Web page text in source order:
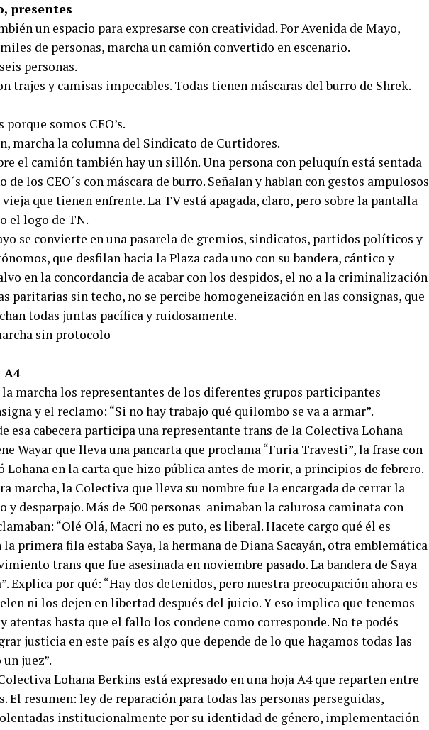
presentes
un espacio para expresarse con creatividad. Por Avenida de Mayo,
de personas, marcha un camión convertido en escenario.
personas.
trajes y camisas impecables. Todas tienen máscaras del burro de Shrek.
somos CEO’s.
marcha la columna del Sindicato de Curtidores.
el camión también hay un sillón. Una persona con peluquín está sentada
de los CEO´s con máscara de burro. Señalan y hablan con gestos ampulosos
que tienen enfrente. La TV está apagada, claro, pero sobre la pantalla
el logo de TN.
se convierte en una pasarela de gremios, sindicatos, partidos políticos y
que desfilan hacia la Plaza cada uno con su bandera, cántico y
en la concordancia de acabar con los despidos, el no a la criminalización
paritarias sin techo, no se percibe homogeneización en las consignas, que
todas juntas pacífica y ruidosamente.
A4
la marcha los representantes de los diferentes grupos participantes
y el reclamo: “Si no hay trabajo qué quilombo se va a armar”.
esa cabecera participa una representante trans de la Colectiva Lohana
Wayar que lleva una pancarta que proclama “Furia Travesti”, la frase con
Lohana en la carta que hizo pública antes de morir, a principios de febrero.
marcha, la Colectiva que lleva su nombre fue la encargada de cerrar la
y desparpajo. Más de 500 personas animaban la calurosa caminata con
“Olé Olá, Macri no es puto, es liberal. Hacete cargo qué él es
la primera fila estaba Saya, la hermana de Diana Sacayán, otra emblemática
trans que fue asesinada en noviembre pasado. La bandera de Saya
Explica por qué: “Hay dos detenidos, pero nuestra preocupación ahora es
ni los dejen en libertad después del juicio. Y eso implica que tenemos
atentas hasta que el fallo los condene como corresponde. No te podés
justicia en este país es algo que depende de lo que hagamos todas las
juez”.
Lohana Berkins está expresado en una hoja A4 que reparten entre
El resumen: ley de reparación para todas las personas perseguidas,
institucionalmente por su identidad de género, implementación